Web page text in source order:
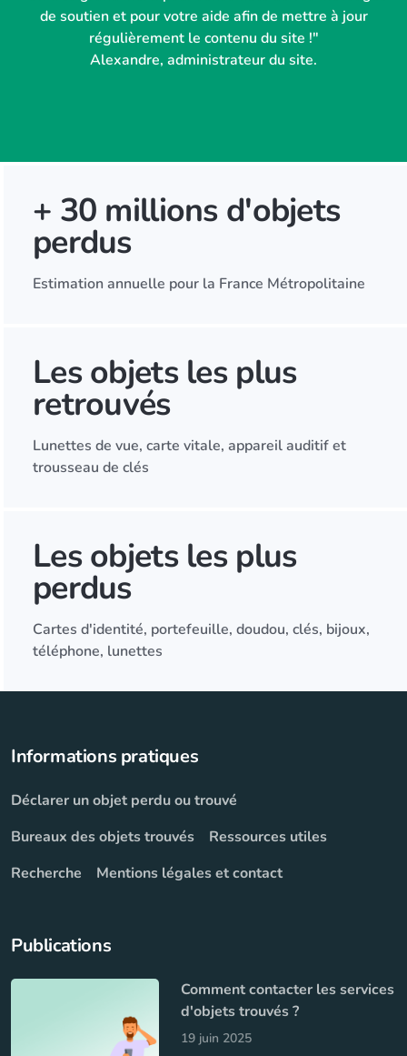
de soutien et pour votre aide afin de mettre à jour
régulièrement le contenu du site !"
Alexandre, administrateur du site.
+ 30 millions d'objets
perdus
Estimation annuelle pour la France Métropolitaine
Les objets les plus
retrouvés
Lunettes de vue, carte vitale, appareil auditif et
trousseau de clés
Les objets les plus
perdus
Cartes d'identité, portefeuille, doudou, clés, bijoux,
téléphone, lunettes
Informations pratiques
Déclarer un objet perdu ou trouvé
Bureaux des objets trouvés
Ressources utiles
Recherche
Mentions légales et contact
Publications
Comment contacter les services
d'objets trouvés ?
19 juin 2025